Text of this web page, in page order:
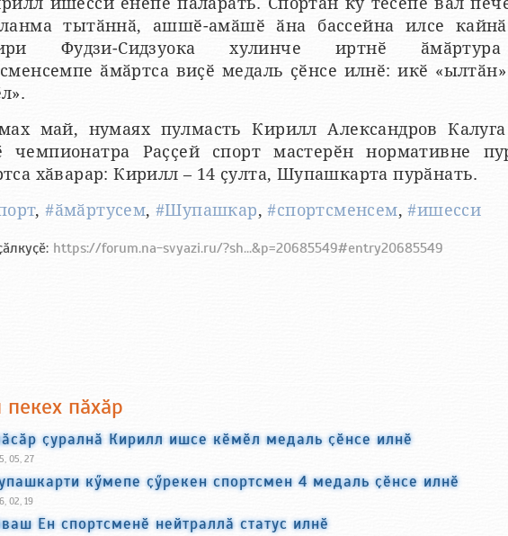
тытӑннӑ, ашшӗ-амӑшӗ ӑна бассейна илсе
Фудзи-Сидзуока хулинче иртнӗ
ӑмӑртса виҫӗ медаль ҫӗнсе илнӗ: икӗ
май, нумаях пулмасть Кирилл Александров
чемпионатра Раҫҫей спорт мастерӗн нормативне
хӑварар: Кирилл – 14 ҫулта, Шупашкарта пурӑнать.
,#ӑмӑртусем,#Шупашкар,#спортсменсем,#ишесси
https://forum.na-svyazi.ru/?sh...&p=20685549#entry20685549
пекех пӑхӑр
ҫуралнӑ Кирилл ишсе кӗмӗл медаль ҫӗнсе илнӗ
05, 27
кӳмепе ҫӳрекен спортсмен 4 медаль ҫӗнсе илнӗ
02, 19
Ен спортсменӗ нейтраллӑ статус илнӗ